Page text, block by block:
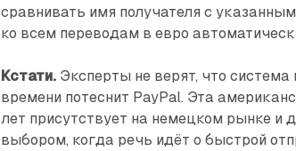
сравнивать имя получателя с
ко всем переводам в евро
Кстати. Эксперты не верят, что
времени потеснит PayPal. Эта
лет присутствует на немецком рынке и
выбором, когда речь идёт о быстрой